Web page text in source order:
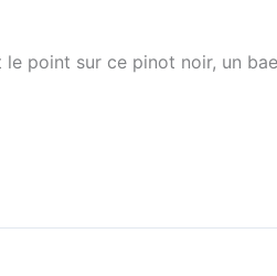
point sur ce pinot noir, un